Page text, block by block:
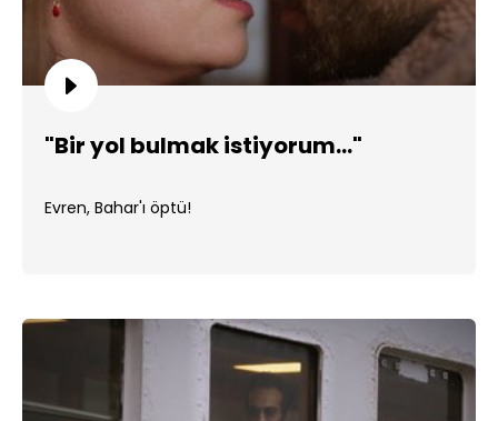
"Bir yol bulmak istiyorum..."
Evren, Bahar'ı öptü!